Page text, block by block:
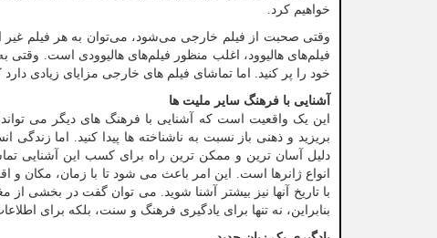
خواهیم کرد.
وقتی صحبت از فیلم خارجی می‌شود، می‌توان به هر فیلم غیر
فیلم‌های هالیوود، اغلب منظور فیلم‌های هالیوودی است.
خود را پر کنید. اما تماشای فیلم های خارجی مزایای زیادی
آشنایی با فرهنگ سایر ملیت ها
این یک واقعیت است که آشنایی با فرهنگ های دیگر می
بریزید و ذهنی باز نسبت به ناشناخته ها پیدا کنید. اما
دلیل آسان ترین و ممکن ترین راه برای کسب این آشنایی
انواع ژانرها است. این امر باعث می شود تا با زمان، مکان
با تاریخ آنها نیز بیشتر آشنا شوید. می توان گفت در بخشی
بنابراین، نه تنها برای یادگیری فرهنگ و سنت، بلکه برای